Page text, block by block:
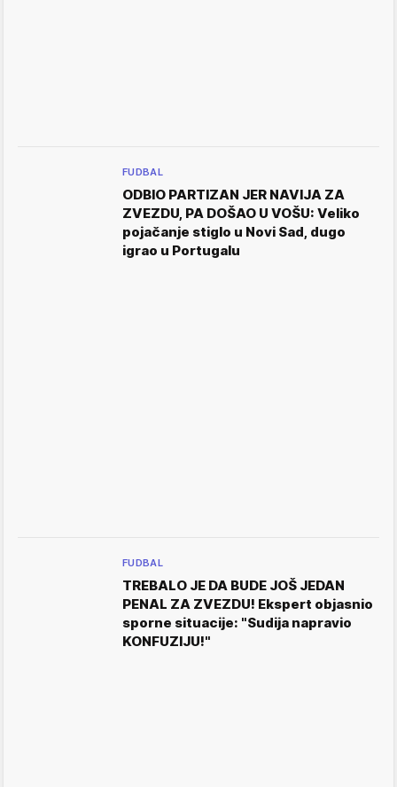
FUDBAL
ODBIO PARTIZAN JER NAVIJA ZA
ZVEZDU, PA DOŠAO U VOŠU: Veliko
pojačanje stiglo u Novi Sad, dugo
igrao u Portugalu
FUDBAL
TREBALO JE DA BUDE JOŠ JEDAN
PENAL ZA ZVEZDU! Ekspert objasnio
sporne situacije: "Sudija napravio
KONFUZIJU!"